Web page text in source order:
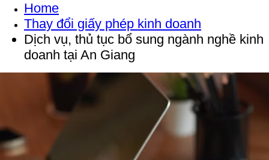
Home
Thay đổi giấy phép kinh doanh
Dịch vụ, thủ tục bổ sung ngành nghề kinh
doanh tại An Giang